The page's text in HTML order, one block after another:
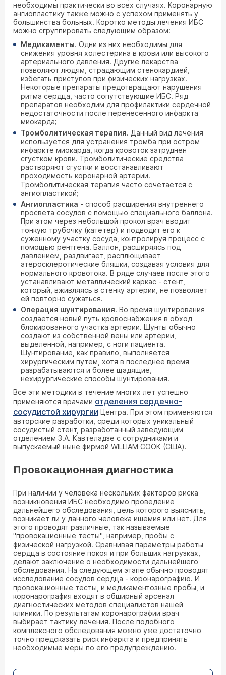
необходимы практически во всех случаях. Коронарную
ангиопластику также можно с успехом применять у
большинства больных. Коротко методы лечения ИБС
можно сгруппировать следующим образом:
Медикаменты. Одни из них необходимы для
снижения уровня холестерина в крови или высокого
артериального давления. Другие лекарства
позволяют людям, страдающим стенокардией,
избегать приступов при физических нагрузках.
Некоторые препараты предотвращают нарушения
ритма сердца, часто сопутствующие ИБС. Ряд
препаратов необходим для профилактики сердечной
недостаточности после перенесенного инфаркта
миокарда;
Тромболитическая терапия. Данный вид лечения
используется для устранения тромба при остром
инфаркте миокарда, когда кровоток затруднен
сгустком крови. Тромболитические средства
растворяют сгустки и восстанавливают
проходимость коронарной артерии.
Тромболитическая терапия часто сочетается с
ангиопластикой;
Ангиопластика - способ расширения внутреннего
просвета сосудов с помощью специального баллона.
При этом через небольшой прокол врач вводит
тонкую трубочку (катетер) и подводит его к
суженному участку сосуда, контролируя процесс с
помощью рентгена. Баллон, расширяясь под
давлением, раздвигает, расплющивает
атеросклеротические бляшки, создавая условия для
нормального кровотока. В ряде случаев после этого
устанавливают металлический каркас - стент,
который, вживляясь в стенку артерии, не позволяет
ей повторно сужаться.
Операция шунтирования. Во время шунтирования
создается новый путь кровоснабжения в обход
блокированного участка артерии. Шунты обычно
создают из собственной вены или артерии,
выделенной, например, с ноги пациента.
Шунтирование, как правило, выполняется
хирургическим путем, хотя в последнее время
разрабатываются и более щадящие,
нехирургические способы шунтирования.
Все эти методики в течение многих лет успешно
применяются врачами отделения сердечно-
сосудистой хирургии Центра. При этом применяются
авторские разработки, среди которых уникальный
сосудистый стент, разработанный заведующим
отделением З.А. Кавтеладзе с сотрудниками и
выпускаемый ныне фирмой WILLIAM COOK (США).
Провокационная диагностика
При наличии у человека нескольких факторов риска
возникновения ИБС необходимо проведение
дальнейшего обследования, цель которого выяснить,
возникает ли у данного человека ишемия или нет. Для
этого проводят различные, так называемые
"провокационные тесты", например, пробы с
физической нагрузкой. Сравнивая параметры работы
сердца в состояние покоя и при больших нагрузках,
делают заключение о необходимости дальнейшего
обследования. На следующем этапе обычно проводят
исследование сосудов сердца - коронарографию. И
провокационные тесты, и медикаментозные пробы, и
коронарография входят в обширный арсенал
диагностических методов специалистов нашей
клиники. По результатам коронарографии врач
выбирает тактику лечения. После подобного
комплексного обследования можно уже достаточно
точно предсказать риск инфаркта и предпринять
необходимые меры по его предупреждению.